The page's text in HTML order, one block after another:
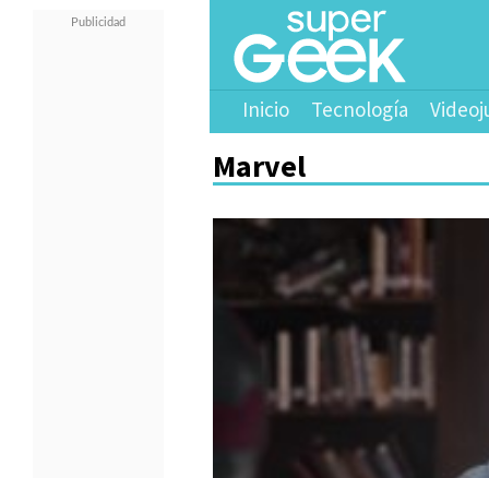
Inicio Tecnología
Marvel